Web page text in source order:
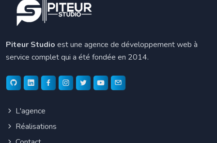
Piteur Studio est une agence de développement web à
service complet qui a été fondée en 2014.
L'agence
Réalisations